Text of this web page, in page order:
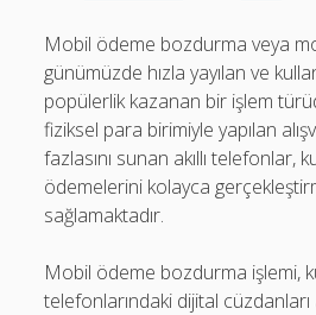
Ücretsiz Instagram Bayan Takipçi Hilesi
Sayfa Listesi
Tiktok Takipçi Hilesi Şifresiz
Ücretsiz Instagram Bayan Takipçi
Mobil ödeme bozdurma veya
günümüzde hızla yayılan ve
popülerlik kazanan bir işlem
fiziksel para birimiyle yapılan
fazlasını sunan akıllı telefonlar,
ödemelerini kolayca
sağlamaktadır.
Mobil ödeme bozdurma işlemi,
telefonlarındaki dijital cüzdanları